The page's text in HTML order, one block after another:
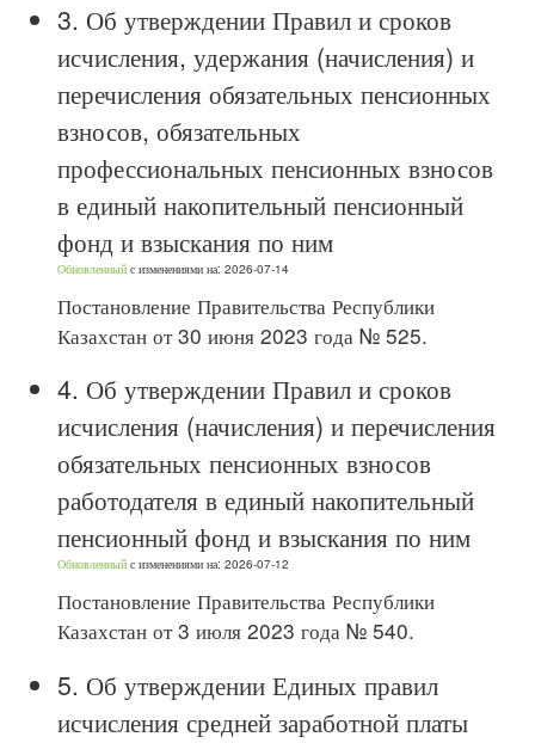
3. Об утверждении Правил и сроков
исчисления, удержания (начисления) и
перечисления обязательных пенсионных
взносов, обязательных
профессиональных пенсионных взносов
в единый накопительный пенсионный
фонд и взыскания по ним
Обновленный с изменениями на: 2026-07-14
Постановление Правительства Республики
Казахстан от 30 июня 2023 года № 525.
4. Об утверждении Правил и сроков
исчисления (начисления) и перечисления
обязательных пенсионных взносов
работодателя в единый накопительный
пенсионный фонд и взыскания по ним
Обновленный с изменениями на: 2026-07-12
Постановление Правительства Республики
Казахстан от 3 июля 2023 года № 540.
5. Об утверждении Единых правил
исчисления средней заработной платы